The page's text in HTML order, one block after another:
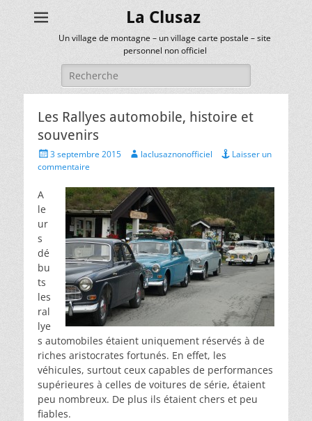
La Clusaz
Un village de montagne – un village carte postale – site
personnel non officiel
Rechercher :
Les Rallyes automobile, histoire et
souvenirs
Posted
on
3 septembre 2015 Authorlaclusaznonofficiel
Laisser un
commentaire
A
le
ur
s
dé
bu
ts
les
ral
lye
s automobiles étaient uniquement réservés à de
riches aristocrates fortunés. En effet, les
véhicules, surtout ceux capables de performances
supérieures à celles de voitures de série, étaient
peu nombreux. De plus ils étaient chers et peu
fiables.